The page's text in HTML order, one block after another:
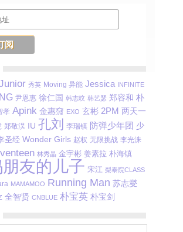
秀英 Moving 异能 Jessica INFINITE
尹恩惠 徐仁国 韩志旼 韩艺瑟 郑容和 朴
孝 Apink 金惠奫 EXO 玄彬 2PM 两天一
郑敬淏 IU 孔刘 李瑞镇 防弹少年团 少
圣经 Wonder Girls 赵权 无限挑战 李光洙
林秀晶 金宇彬 姜素拉 朴海镇
友的儿子 宋江 梨泰院CLASS
MAMAMOO Running Man 苏志燮
全智贤 CNBLUE 朴宝英 朴宝剑